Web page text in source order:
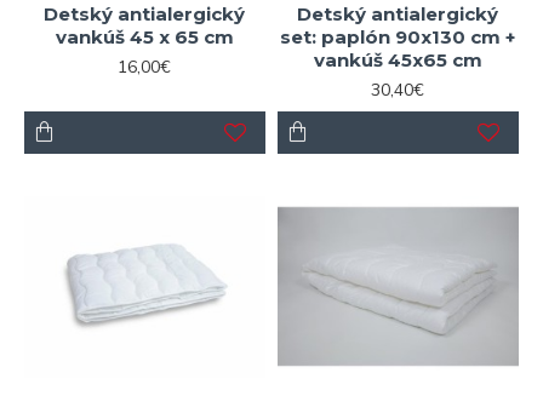
Detský antialergický
vankúš 45 x 65 cm
16,00€
Detský antialergický
set: paplón 90x130 cm +
vankúš 45x65 cm
30,40€